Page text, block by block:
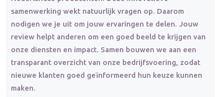
samenwerking wekt natuurlijk vragen op. Daarom
nodigen we je uit om jouw ervaringen te delen. Jouw
review helpt anderen om een goed beeld te krijgen van
onze diensten en impact. Samen bouwen we aan een
transparant overzicht van onze bedrijfsvoering, zodat
nieuwe klanten goed geïnformeerd hun keuze kunnen
maken.